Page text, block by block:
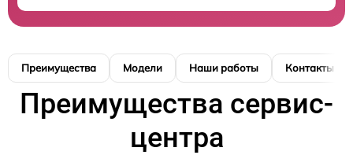
Преимущества Модели Наши работы Контакты
Преимущества сервис-
центра